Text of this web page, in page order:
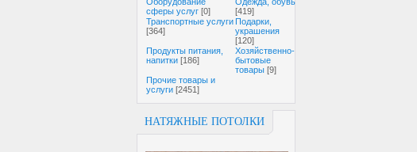
сферы услуг [0]
[419]
Транспортные услуги
[364]
Подарки,
украшения
[120]
Продукты питания,
напитки [186]
Хозяйственно-
бытовые
товары [9]
Прочие товары и
услуги [2451]
НАТЯЖНЫЕ ПОТОЛКИ